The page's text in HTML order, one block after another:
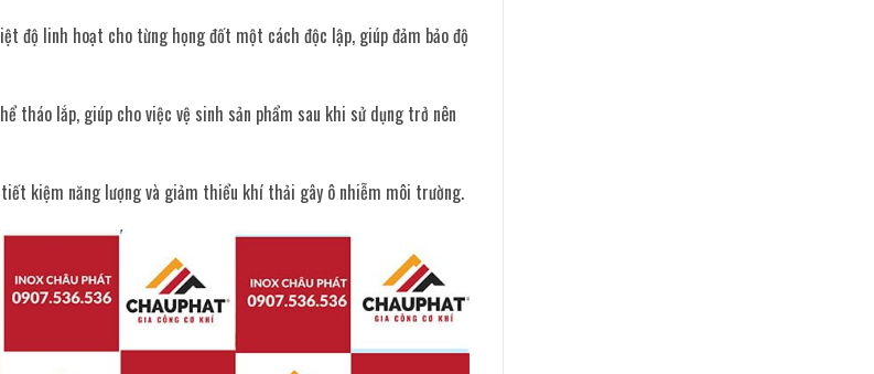
độ linh hoạt cho từng họng đốt một cách độc lập, giúp đảm bảo độ
tháo lắp, giúp cho việc vệ sinh sản phẩm sau khi sử dụng trở nên
kiệm năng lượng và giảm thiểu khí thải gây ô nhiễm môi trường.